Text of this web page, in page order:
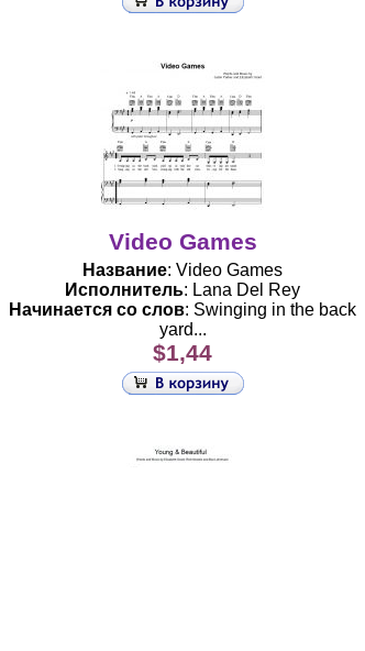
Video Games
Название: Video Games
Исполнитель: Lana Del Rey
Начинается со слов: Swinging in the back
yard...
$1,44